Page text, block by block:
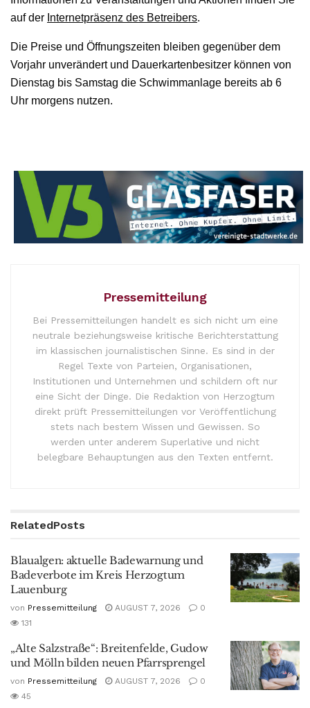
auf der Internetpräsenz des Betreibers.
Die Preise und Öffnungszeiten bleiben gegenüber dem
Vorjahr unverändert und Dauerkartenbesitzer können von
Dienstag bis Samstag die Schwimmanlage bereits ab 6
Uhr morgens nutzen.
Pressemitteilung
Bei Pressemitteilungen handelt es sich nicht um eine
neutrale beziehungsweise kritische Berichterstattung
im klassischen journalistischen Sinne. Es sind in der
Regel Texte von Parteien, Organisationen,
Institutionen und Unternehmen und schildern oft nur
eine Sicht der Dinge. Die Redaktion von Herzogtum
direkt prüft Pressemitteilungen vor Veröffentlichung
stets nach bestem Wissen und Gewissen. So
werden unter anderem Superlative und nicht
belegbare Behauptungen aus den Texten entfernt.
RelatedPosts
Blaualgen: aktuelle Badewarnung und
Badeverbote im Kreis Herzogtum
Lauenburg
von Pressemitteilung AUGUST 7, 2026
0
131
„Alte Salzstraße“: Breitenfelde, Gudow
und Mölln bilden neuen Pfarrsprengel
von Pressemitteilung AUGUST 7, 2026
0
45